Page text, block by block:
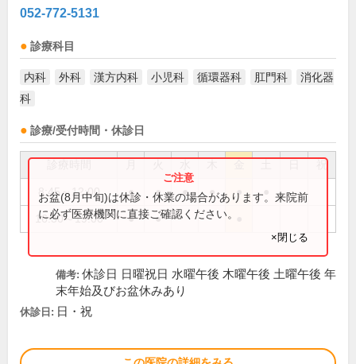
052-772-5131
診療科目
内科 外科 漢方内科 小児科 循環器科 肛門科
消化器
科
診療/受付時間・休診日
祝
8:45～12:00 ● ● ● ● ●
16:30～19:00 ● ●
お盆(8月中旬)は休診・休業の場合があります。来院前
に必ず医療機関に直接ご確認ください。
×閉じる
備考: 休診日 日曜祝日 水曜午後 木曜午後 土曜午後 年
末年始及びお盆休みあり
休診日: 日・祝